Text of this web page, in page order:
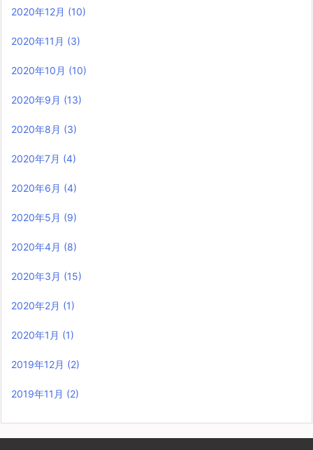
2020年12月 (10)
2020年11月 (3)
2020年10月 (10)
2020年9月 (13)
2020年8月 (3)
2020年7月 (4)
2020年6月 (4)
2020年5月 (9)
2020年4月 (8)
2020年3月 (15)
2020年2月 (1)
2020年1月 (1)
2019年12月 (2)
2019年11月 (2)